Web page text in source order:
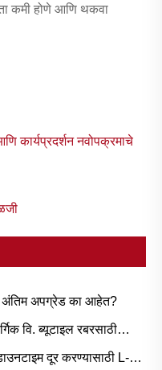
कमी होणे आणि थकवा
कार्यप्रदर्शन नवोपक्रमाचे
अंतिम अपग्रेड का आहेत?
वि. ब्यूटाइल रबरसाठी
अनुप्रयोग
दूर करण्यासाठी L-5S